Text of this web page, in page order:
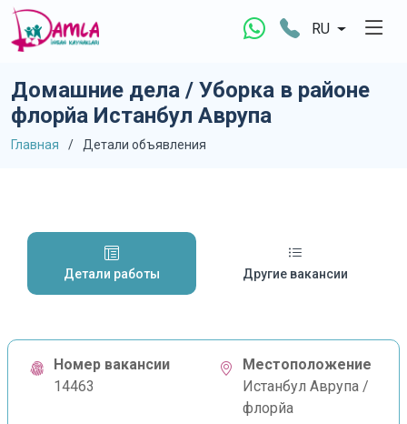
RU
Домашние дела / Уборка в районе
флорйа Истанбул Аврупа
Главная Детали объявления
Детали работы Другие вакансии
Номер вакансии
14463
Местоположение
Истанбул Аврупа /
флорйа